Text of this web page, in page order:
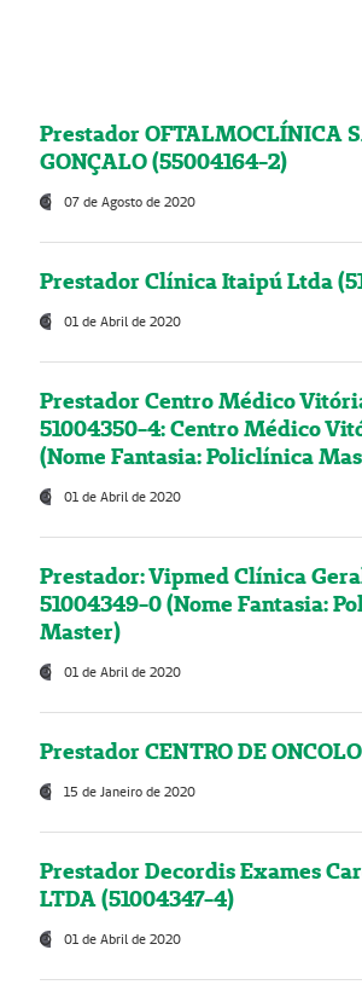
Prestador OFTALMOCLÍNICA
GONÇALO (55004164-2)
07 de Agosto de 2020
Prestador Clínica Itaipú Ltda
01 de Abril de 2020
Prestador Centro Médico
51004350-4: Centro Médico
(Nome Fantasia: Policlínica
01 de Abril de 2020
Prestador: Vipmed Clínica
51004349-0 (Nome Fantasia:
Master)
01 de Abril de 2020
Prestador CENTRO DE
15 de Janeiro de 2020
Prestador Decordis Exames
LTDA (51004347-4)
01 de Abril de 2020